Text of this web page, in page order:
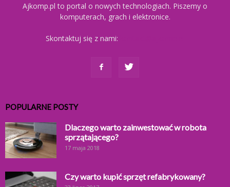
Ajkomp.pl to portal o nowych technologiach. Piszemy o
komputerach, grach i elektronice.
Skontaktuj się z nami:
POPULARNE POSTY
Dlaczego warto zainwestować w robota
sprzątającego?
17 maja 2018
Czy warto kupić sprzęt refabrykowany?